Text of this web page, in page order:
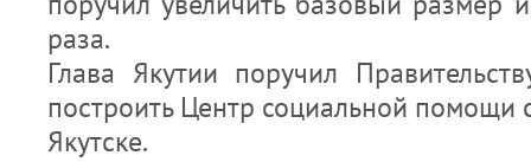
раза.
Глава Якутии поручил
построить Центр социальной помощи
Якутске.